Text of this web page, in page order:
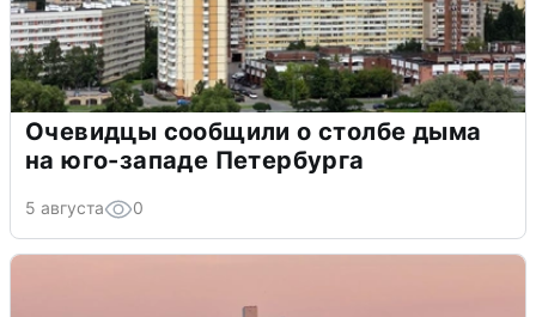
Очевидцы сообщили о столбе дыма
на юго-западе Петербурга
5 августа 0